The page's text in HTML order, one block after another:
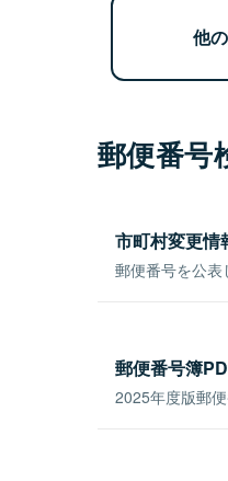
他
郵便番号
市町村変更情
郵便番号を公表
郵便番号簿
2025年度版郵